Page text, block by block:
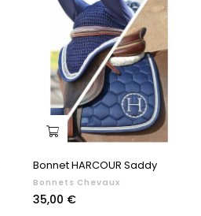
Bonnet HARCOUR Saddy
Bonnets Chevaux
Prix
35,00 €